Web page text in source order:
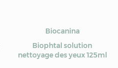
Biocanina
Biophtal solution
nettoyage des yeux 125ml